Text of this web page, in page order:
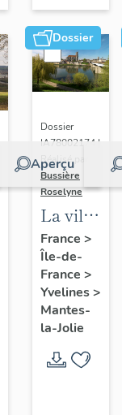
Dossier
Aperçu
Dossier
IA78002174 |
Réalisé par
Bussière
Roselyne
La ville
de
Mantes-
la-Jolie
France >
Île-de-
France >
Yvelines>
Mantes-
la-Jolie